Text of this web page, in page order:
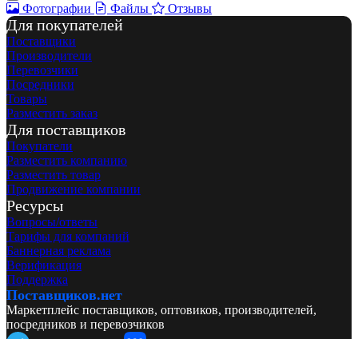
Фотографии Файлы Отзывы
Для покупателей
Поставщики
Производители
Перевозчики
Посредники
Товары
Разместить заказ
Для поставщиков
Покупатели
Разместить компанию
Разместить товар
Продвижение компании
Ресурсы
Вопросы/ответы
Тарифы для компаний
Баннерная реклама
Верификация
Поддержка
Поставщиков.нет
Маркетплейс поставщиков, оптовиков, производителей,
посредников и перевозчиков